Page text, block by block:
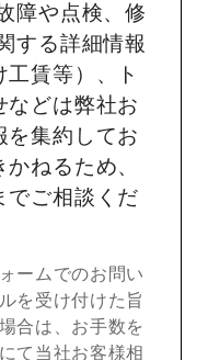
障や点検、修
する詳細情報
工賃等）、ト
などは弊社お
を集約してお
ねるため、
でご相談くだ
ームでのお問い
を受け付けた旨
合は、お手数を
て当社お客様相